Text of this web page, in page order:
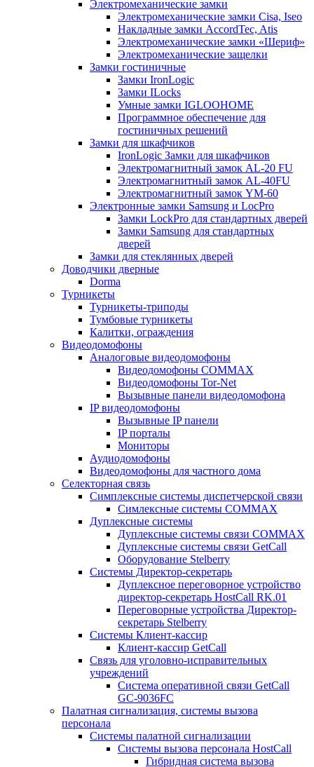
Электромеханические замки
Электромеханические замки Cisa, Iseo
Накладные замки AccordTec, Atis
Электромеханические замки «Шериф»
Электромеханические защелки
Замки гостиничные
Замки IronLogic
Замки ILocks
Умные замки IGLOOHOME
Программное обеспечение для
гостиничных решений
Замки для шкафчиков
IronLogic Замки для шкафчиков
Электромагнитный замок AL-20 FU
Электромагнитный замок AL-40FU
Электромагнитный замок YM-60
Электронные замки Samsung и LocPro
Замки LockPro для стандартных дверей
Замки Samsung для стандартных
дверей
Замки для стеклянных дверей
Доводчики дверные
Dorma
Турникеты
Турникеты-триподы
Тумбовые турникеты
Калитки, ограждения
Видеодомофоны
Аналоговые видеодомофоны
Видеодомофоны COMMAX
Видеодомофоны Tor-Net
Вызывные панели видеодомофона
IP видеодомофоны
Вызывные IP панели
IP порталы
Мониторы
Аудиодомофоны
Видеодомофоны для частного дома
Селекторная связь
Симплексные системы диспетчерской связи
Симлексные системы COMMAX
Дуплексные системы
Дуплексные системы связи COMMAX
Дуплексные системы связи GetCall
Оборудование Stelberry
Системы Директор-секретарь
Дуплексное переговорное устройство
директор-секретарь HostCall RK.01
Переговорные устройства Директор-
секретарь Stelberry
Системы Клиент-кассир
Клиент-кассир GetCall
Связь для уголовно-исправительных
учреждений
Система оперативной связи GetCall
GC-9036FC
Палатная сигнализация, системы вызова
персонала
Системы палатной сигнализации
Системы вызова персонала HostCall
Гибридная система вызова